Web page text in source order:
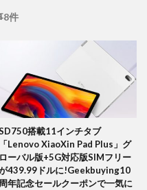
8件
搭載11インチタブ
「Lenovo XiaoXin Pad Plus」グ
ローバル版+5G対応版SIMフリー
439.99ドルに!Geekbuying10
周年記念セールクーポンで一気に